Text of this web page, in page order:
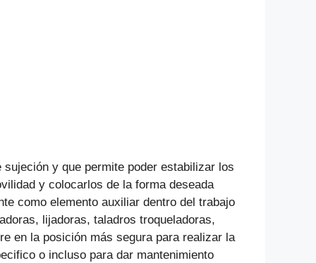
y que permite poder estabilizar los
y colocarlos de la forma deseada
como elemento auxiliar dentro del trabajo
lijadoras, taladros troqueladoras,
en la posición más segura para realizar la
o incluso para dar mantenimiento